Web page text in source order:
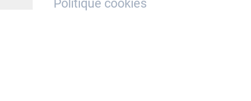
Politique cookies